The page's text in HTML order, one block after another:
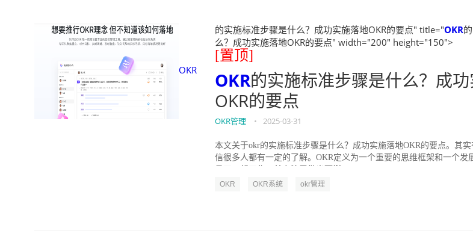
OKR
的实施标准步骤是什么？成功实施落地OKR的要点" title="OKR
么？成功实施落地OKR的要点" width="200" height="150">
[置顶]
OKR的实施标准步骤是什么？成
OKR的要点
OKR管理 • 2025-03-31
本文关于okr的实施标准步骤是什么？成功实施落地OKR的要点。其
信很多人都有一定的了解。OKR定义为一个重要的思维框架和一个发
OKR OKR系统 okr管理